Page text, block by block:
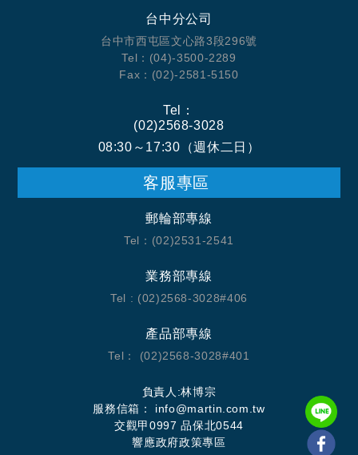
台中分公司
台中市西屯區文心路3段296號
Tel：(04)-3500-2289
Fax：(02)-2581-5150
Tel：
(02)2568-3028
08:30～17:30（週休二日）
客服專區
郵輪部專線
Tel：(02)2531-2541
業務部專線
Tel : (02)2568-3028#406
產品部專線
Tel： (02)2568-3028#401
負責人:林博宗
服務信箱： info@martin.com.tw
交觀甲0997 品保北0544
響應政府政策專區